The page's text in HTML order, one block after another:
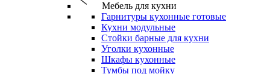
Мебель для кухни
Гарнитуры кухонные готовые
Кухни модульные
Стойки барные для кухни
Уголки кухонные
Шкафы кухонные
Тумбы под мойку